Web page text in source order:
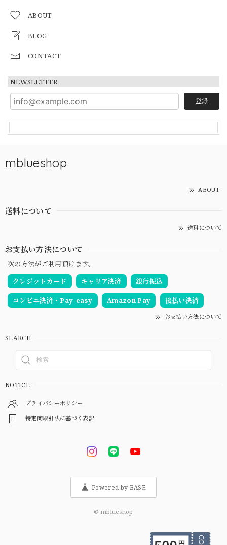
ABOUT
BLOG
CONTACT
NEWSLETTER
登録
mblueshop
ABOUT
送料について
送料について
お支払い方法について
次の方法がご利用頂けます。
クレジットカード
キャリア決済 銀行振込
コンビニ決済・Pay-easy Amazon Pay 後払い決済
お支払い方法について
SEARCH
NOTICE
プライバシーポリシー
特定商取引法に基づく表記
Powered by BASE
© mblueshop